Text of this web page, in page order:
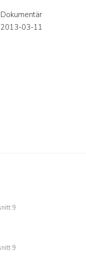
Dokumentär
2013-03-11
9
9